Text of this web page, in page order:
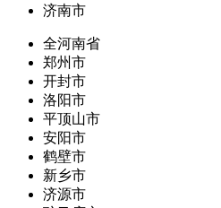
济南市
全河南省
郑州市
开封市
洛阳市
平顶山市
安阳市
鹤壁市
新乡市
济源市